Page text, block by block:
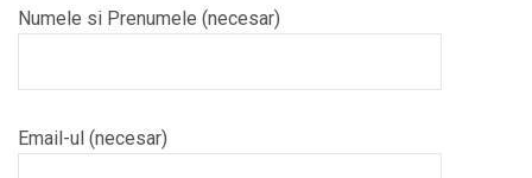
Numele si Prenumele (necesar)
Email-ul (necesar)